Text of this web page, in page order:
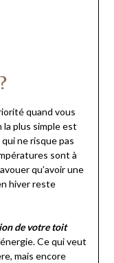
quand vous
la plus simple est
ne risque pas
sont à
qu’avoir une
hiver reste
de votre toit
Ce qui veut
mais encore